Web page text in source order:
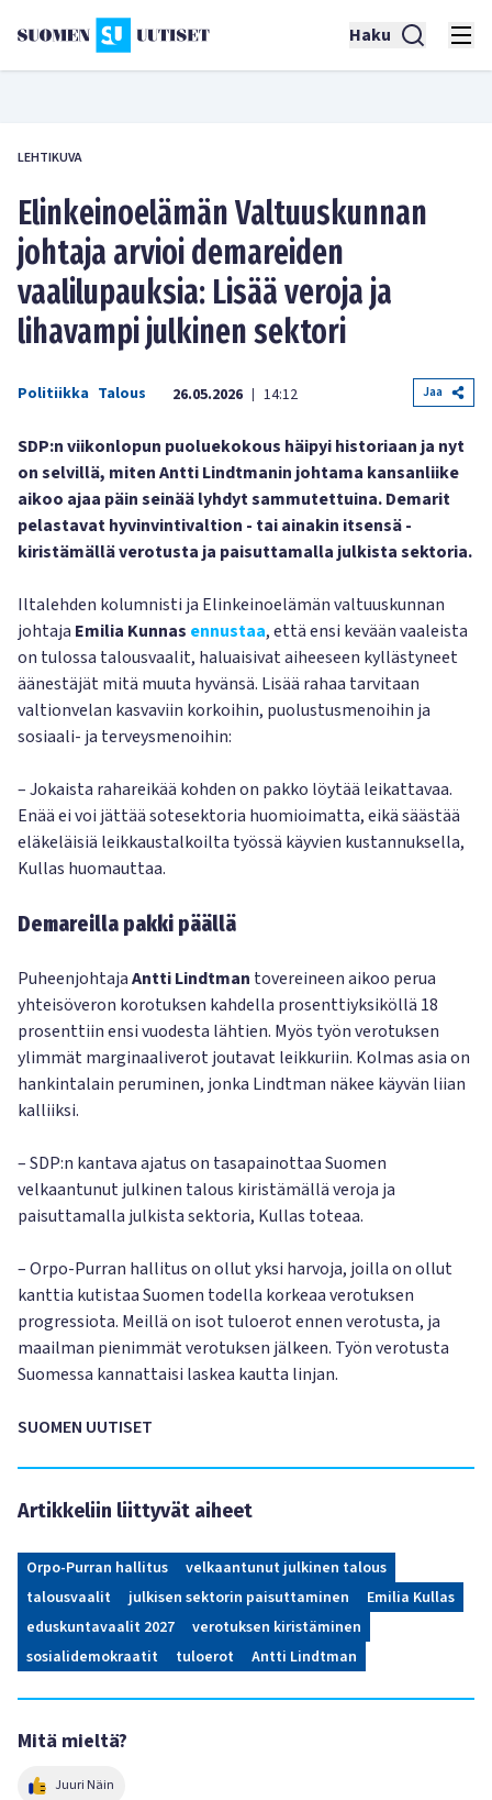
Haku
LEHTIKUVA
Elinkeinoelämän Valtuuskunnan
johtaja arvioi demareiden
vaalilupauksia: Lisää veroja ja
lihavampi julkinen sektori
Politiikka Talous 26.05.2026 | 14:12 Jaa
SDP:n viikonlopun puoluekokous häipyi historiaan ja nyt
on selvillä, miten Antti Lindtmanin johtama kansanliike
aikoo ajaa päin seinää lyhdyt sammutettuina. Demarit
pelastavat hyvinvintivaltion - tai ainakin itsensä -
kiristämällä verotusta ja paisuttamalla julkista sektoria.
Iltalehden kolumnisti ja Elinkeinoelämän valtuuskunnan
johtaja Emilia Kunnas ennustaa, että ensi kevään vaaleista
on tulossa talousvaalit, haluaisivat aiheeseen kyllästyneet
äänestäjät mitä muuta hyvänsä. Lisää rahaa tarvitaan
valtionvelan kasvaviin korkoihin, puolustusmenoihin ja
sosiaali- ja terveysmenoihin:
– Jokaista rahareikää kohden on pakko löytää leikattavaa.
Enää ei voi jättää sotesektoria huomioimatta, eikä säästää
eläkeläisiä leikkaustalkoilta työssä käyvien kustannuksella,
Kullas huomauttaa.
Demareilla pakki päällä
PuheenjohtajaAntti Lindtman tovereineen aikoo perua
yhteisöveron korotuksen kahdella prosenttiyksiköllä 18
prosenttiin ensi vuodesta lähtien. Myös työn verotuksen
ylimmät marginaaliverot joutavat leikkuriin. Kolmas asia on
hankintalain peruminen, jonka Lindtman näkee käyvän liian
kalliiksi.
– SDP:n kantava ajatus on tasapainottaa Suomen
velkaantunut julkinen talous kiristämällä veroja ja
paisuttamalla julkista sektoria, Kullas toteaa.
– Orpo-Purran hallitus on ollut yksi harvoja, joilla on ollut
kanttia kutistaa Suomen todella korkeaa verotuksen
progressiota. Meillä on isot tuloerot ennen verotusta, ja
maailman pienimmät verotuksen jälkeen. Työn verotusta
Suomessa kannattaisi laskea kautta linjan.
SUOMEN UUTISET
Artikkeliin liittyvät aiheet
Orpo-Purran hallitus
velkaantunut julkinen talous
talousvaalit
julkisen sektorin paisuttaminen
Emilia Kullas
eduskuntavaalit 2027
verotuksen kiristäminen
sosialidemokraatit
tuloerot Antti Lindtman
Mitä mieltä?
Juuri Näin